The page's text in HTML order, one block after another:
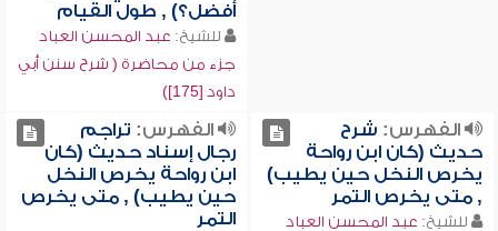
أفضل؟) , طول القيام
للشيخ: عبد المحسن العباد
جزء من محاضرة ( شرح سنن أبي
داود [175])
الفهرس: شرح
حديث (كان ابن رواحة
يخرص النخل حين يطيب)
, متى يخرص التمر
للشيخ: عبد المحسن العباد
الفهرس: تراجم
رجال إسناد حديث (كان
ابن رواحة يخرص النخل
حين يطيب) , متى يخرص
التمر